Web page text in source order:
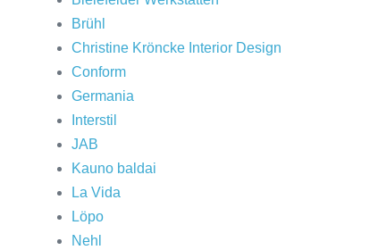
Brühl
Christine Kröncke Interior Design
Conform
Germania
Interstil
JAB
Kauno baldai
La Vida
Löpo
Nehl